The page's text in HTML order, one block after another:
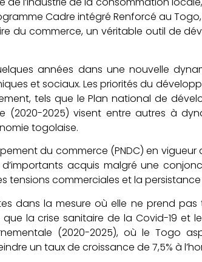
Cadre intégré Renforcé au
du commerce, un véritable outil de
années dans une nouvelle
et sociaux. Les priorités du
tels que le Plan national de
(2020-2025) visent entre autres à
togolaise.
du commerce (PNDC) en vigueur
acquis malgré une
tensions commerciales et la
dans la mesure où elle ne prend
la crise sanitaire de la Covid-19 et
(2020-2025), où le Togo
un taux de croissance de 7,5% à